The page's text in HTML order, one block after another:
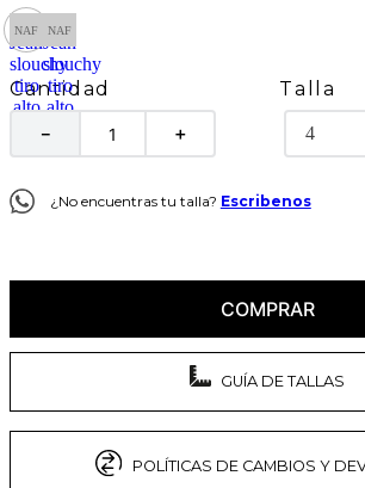
Cantidad
＋
－
Talla
4
¿No encuentras tu talla? Escribenos
COMPRAR
GUÍA DE TALLAS
POLÍTICAS DE CAMBIOS Y